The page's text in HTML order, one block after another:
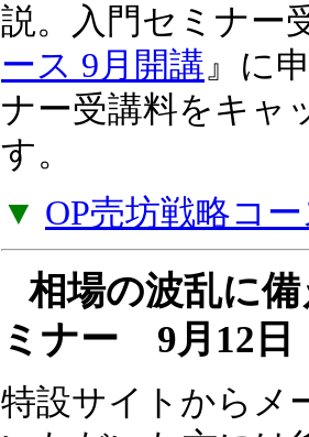
る日本・米国市場
説。入門セミナー
ース 9月開講』に
ナー受講料をキャ
す。
▼ OP売坊戦略コ
相場の波乱に
ミナー 9月12日